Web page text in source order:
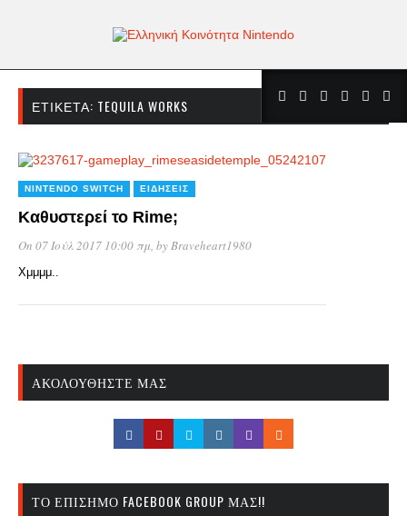
ΕΤΙΚΈΤΑ: TEQUILA WORKS
NINTENDO SWITCH ΕΙΔΉΣΕΙΣ
Καθυστερεί το Rime;
On 07 Ιούλ 2017 10:00 πμ, byBraveheart1980
Χμμμμ..
ΑΚΟΛΟΥΘΉΣΤΕ ΜΑΣ
ΤΟ ΕΠΊΣΗΜΟ FACEBOOK GROUP ΜΑΣ!!